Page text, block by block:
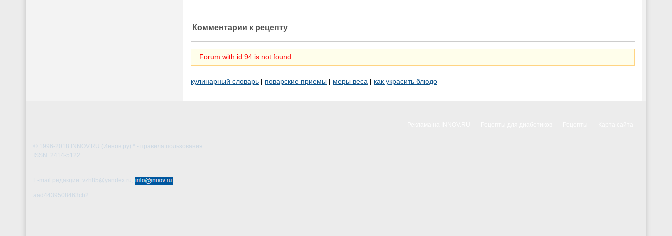
Комментарии к рецепту
Forum with id 94 is not found.
кулинарный словарь | поварские приемы | меры веса | как украсить блюдо
© 1996-2018 INNOV.RU (Иннов.ру) * - правила пользования
ISSN: 2414-5122
E-mail редакции: vzh85@yandex.ru,
aad4439508463cb2